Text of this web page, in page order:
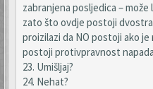
zabranjena posljedica – može
zato što ovdje postoji
proizilazi da NO postoji ako
postoji protivpravnost
23. Umišljaj?
24. Nehat?